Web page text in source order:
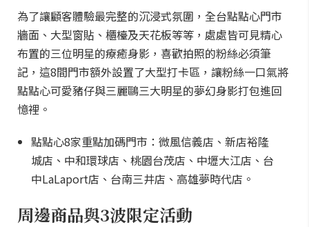
為了讓顧客體驗最完整的沉浸式氛圍，全台點點心門市
牆面、大型窗貼、櫃檯及天花板等等，處處皆可見精心
布置的三位明星的療癒身影，喜歡拍照的粉絲必須筆
記，這8間門市額外設置了大型打卡區，讓粉絲一口氣將
點點心可愛豬仔與三麗鷗三大明星的夢幻身影打包進回
憶裡。
點點心8家重點加碼門市：微風信義店、新店裕隆
城店、中和環球店、桃園台茂店、中壢大江店、台
中LaLaport店、台南三井店、高雄夢時代店。
周邊商品與3波限定活動